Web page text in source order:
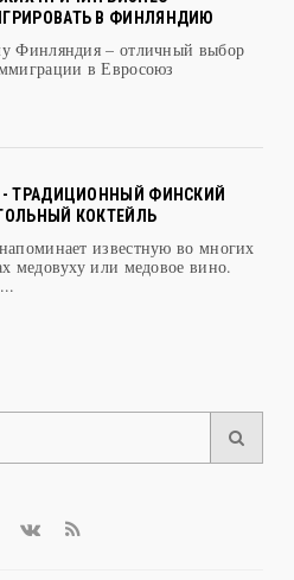
В ФИНЛЯНДИЮ
Финляндия – отличный выбор
в Евросоюз
ТРАДИЦИОННЫЙ ФИНСКИЙ
КОКТЕЙЛЬ
известную во многих
медовуху или медовое вино.